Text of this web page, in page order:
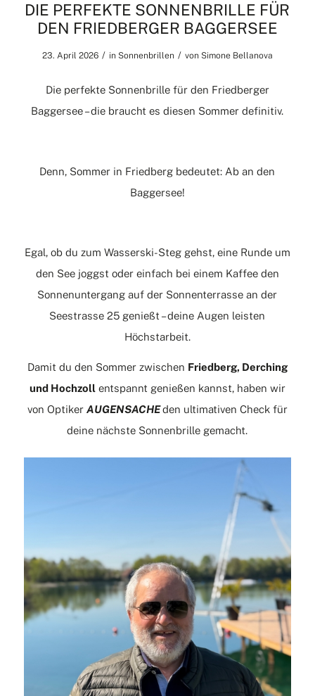
DIE PERFEKTE SONNENBRILLE FÜR
DEN FRIEDBERGER BAGGERSEE
23. April 2026 / in Sonnenbrillen / von Simone Bellanova
Die perfekte Sonnenbrille für den Friedberger
Baggersee – die braucht es diesen Sommer definitiv.
Denn, Sommer in Friedberg bedeutet: Ab an den
Baggersee!
Egal, ob du zum Wasserski-Steg gehst, eine Runde um
den See joggst oder einfach bei einem Kaffee den
Sonnenuntergang auf der Sonnenterrasse an der
Seestrasse 25 genießt – deine Augen leisten
Höchstarbeit.
Damit du den Sommer zwischen Friedberg, Derching
und Hochzollentspannt genießen kannst, haben wir
von Optiker AUGENSACHEden ultimativen Check für
deine nächste Sonnenbrille gemacht.